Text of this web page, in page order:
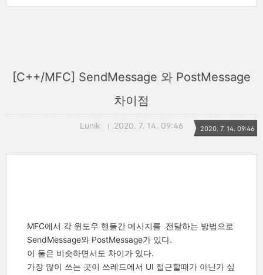
[C++/MFC] SendMessage 와 PostMessage
차이점
Lunik 2020. 7. 14. 09:46 2020. 7. 14. 09:46
MFC에서 각 윈도우 핸들간 메시지를 전달하는 방법으로
SendMessage와 PostMessage가 있다.
이 둘은 비슷하면서도 차이가 있다.
가장 많이 쓰는 곳이 쓰레드에서 UI 접근할때가 아닌가 싶